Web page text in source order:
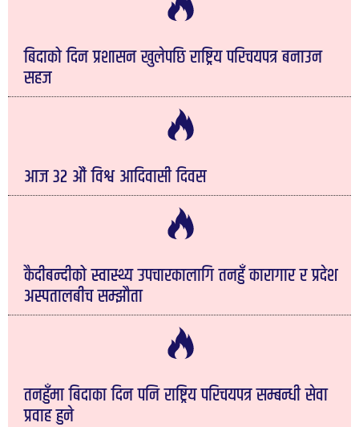
बिदाको दिन प्रशासन खुलेपछि राष्ट्रिय परिचयपत्र बनाउन
सहज
आज ३२ औं विश्व आदिवासी दिवस
कैदीबन्दीको स्वास्थ्य उपचारकालागि तनहुँ कारागार र प्रदेश
अस्पतालबीच सम्झौता
तनहुँमा बिदाका दिन पनि राष्ट्रिय परिचयपत्र सम्बन्धी सेवा
प्रवाह हुने